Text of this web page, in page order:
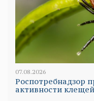
07.08.2026
Роспотребнадзор
активности